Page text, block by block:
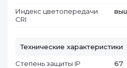
Индекс цветопередачи
CRI
Технические характеристики
Степень защиты IP
67